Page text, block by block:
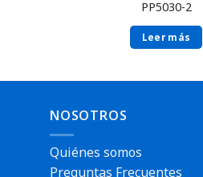
PP5030-2
Leer más
NOSOTROS
Quiénes somos
Preguntas Frecuentes